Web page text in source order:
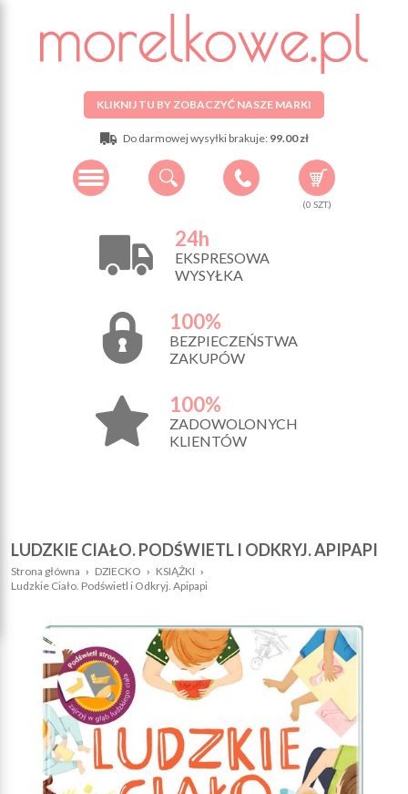
KLIKNIJ TU BY ZOBACZYĆ NASZE MARKI
Do darmowej wysyłki brakuje: 99.00 zł
(0 SZT.)
24h
EKSPRESOWA
WYSYŁKA
100%
BEZPIECZEŃSTWA
ZAKUPÓW
100%
ZADOWOLONYCH
KLIENTÓW
LUDZKIE CIAŁO. PODŚWIETL I ODKRYJ. APIPAPI
Strona główna › DZIECKO › KSIĄŻKI ›
Ludzkie Ciało. Podświetl i Odkryj. Apipapi